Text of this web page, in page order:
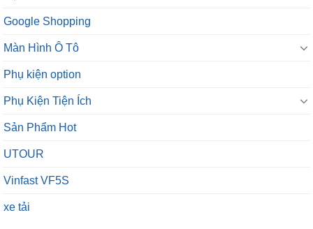
Google Shopping
Màn Hình Ô Tô
Phụ kiện option
Phụ Kiện Tiện Ích
Sản Phẩm Hot
UTOUR
Vinfast VF5S
xe tải